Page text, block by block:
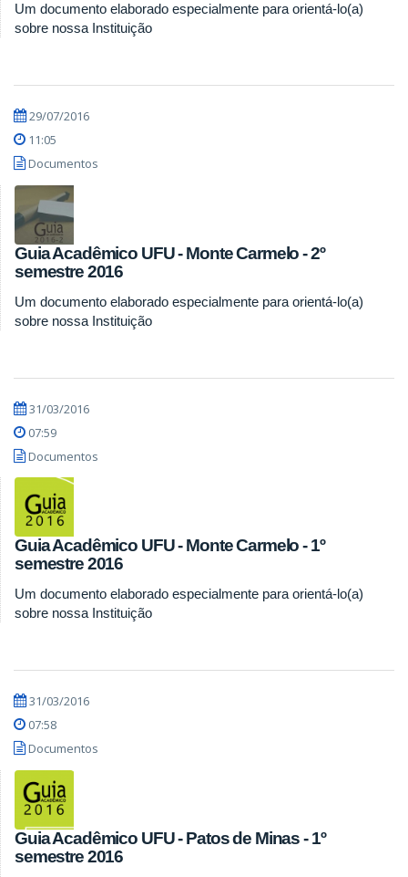
Um documento elaborado especialmente para orientá-lo(a)
sobre nossa Instituição
29/07/2016
11:05
Documentos
Guia Acadêmico UFU - Monte Carmelo - 2º
semestre 2016
Um documento elaborado especialmente para orientá-lo(a)
sobre nossa Instituição
31/03/2016
07:59
Documentos
Guia Acadêmico UFU - Monte Carmelo - 1º
semestre 2016
Um documento elaborado especialmente para orientá-lo(a)
sobre nossa Instituição
31/03/2016
07:58
Documentos
Guia Acadêmico UFU - Patos de Minas - 1º
semestre 2016